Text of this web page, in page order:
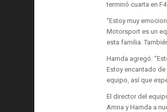
terminó cuarta en
“Estoy muy
Motorsport es un
esta familia.
Hamda agregó:
Estoy encantado
equipo, así que
El director del
Amna y Hamda a